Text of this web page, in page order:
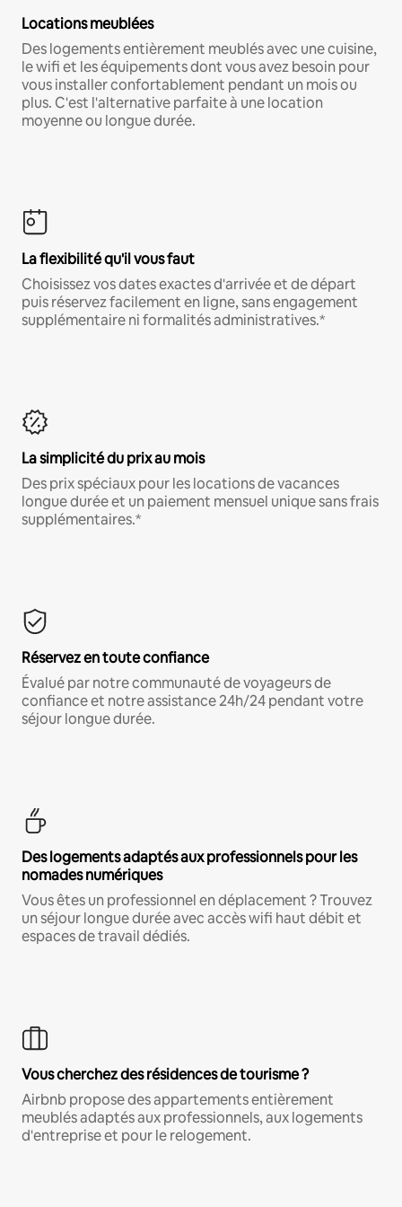
Locations meublées
Des logements entièrement meublés avec une cuisine,
le wifi et les équipements dont vous avez besoin pour
vous installer confortablement pendant un mois ou
plus. C'est l'alternative parfaite à une location
moyenne ou longue durée.
La flexibilité qu'il vous faut
Choisissez vos dates exactes d'arrivée et de départ
puis réservez facilement en ligne, sans engagement
supplémentaire ni formalités administratives.*
La simplicité du prix au mois
Des prix spéciaux pour les locations de vacances
longue durée et un paiement mensuel unique sans frais
supplémentaires.*
Réservez en toute confiance
Évalué par notre communauté de voyageurs de
confiance et notre assistance 24h/24 pendant votre
séjour longue durée.
Des logements adaptés aux professionnels pour les
nomades numériques
Vous êtes un professionnel en déplacement ? Trouvez
un séjour longue durée avec accès wifi haut débit et
espaces de travail dédiés.
Vous cherchez des résidences de tourisme ?
Airbnb propose des appartements entièrement
meublés adaptés aux professionnels, aux logements
d'entreprise et pour le relogement.